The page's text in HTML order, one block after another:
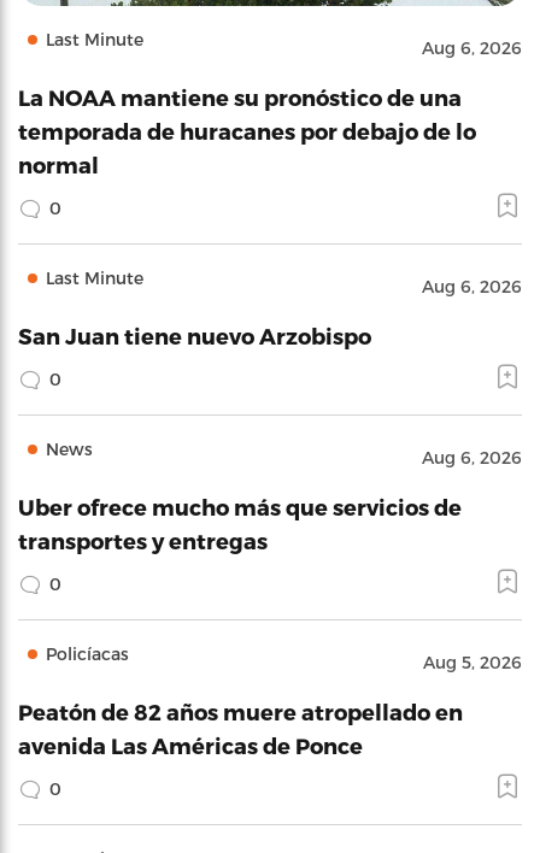
Last Minute Aug 6, 2026
La NOAA mantiene su pronóstico de una
temporada de huracanes por debajo de lo
normal
0
Last Minute Aug 6, 2026
San Juan tiene nuevo Arzobispo
0
News Aug 6, 2026
Uber ofrece mucho más que servicios de
transportes y entregas
0
Policíacas Aug 5, 2026
Peatón de 82 años muere atropellado en
avenida Las Américas de Ponce
0